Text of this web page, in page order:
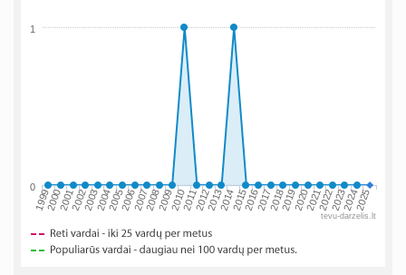
199920002001200220032004200520062007200820092010201120122013201420152016201720182019202020212022202320242025
0
1
tevu-darzelis.lt